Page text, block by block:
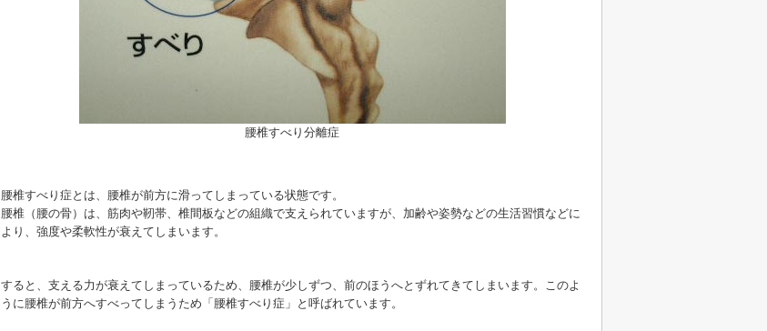
腰椎すべり分離症
腰椎すべり症とは、腰椎が前方に滑ってしまっている状態です。
腰椎（腰の骨）は、筋肉や靭帯、椎間板などの組織で支えられていますが、加齢や姿勢などの生活習慣などに
より、強度や柔軟性が衰えてしまいます。
すると、支える力が衰えてしまっているため、腰椎が少しずつ、前のほうへとずれてきてしまいます。このよ
うに腰椎が前方へすべってしまうため「腰椎すべり症」と呼ばれています。